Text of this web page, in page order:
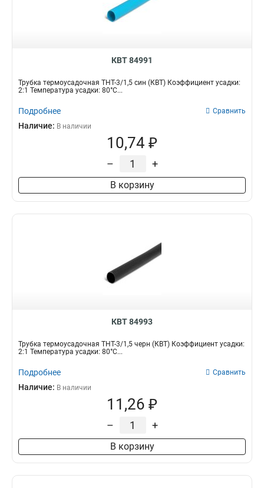
КВТ 84991
Трубка термоусадочная ТНТ-3/1,5 син (КВТ) Коэффициент усадки:
2:1 Температура усадки: 80°С...
Подробнее Сравнить
Наличие: В наличии
10,74 ₽
– +
В корзину
КВТ 84993
Трубка термоусадочная ТНТ-3/1,5 черн (КВТ) Коэффициент усадки:
2:1 Температура усадки: 80°С...
Подробнее Сравнить
Наличие: В наличии
11,26 ₽
– +
В корзину